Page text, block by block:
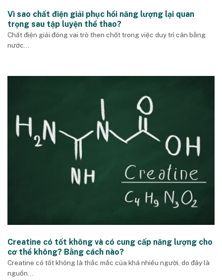
Vì sao chất điện giải phục hồi năng lượng lại quan
trọng sau tập luyện thể thao?
Chất điện giải đóng vai trò then chốt trong việc duy trì cân bằng
nước...
Creatine có tốt không và có cung cấp năng lượng cho
cơ thể không? Bằng cách nào?
Creatine có tốt không là thắc mắc của khá nhiều người, do đây là
nguồn...